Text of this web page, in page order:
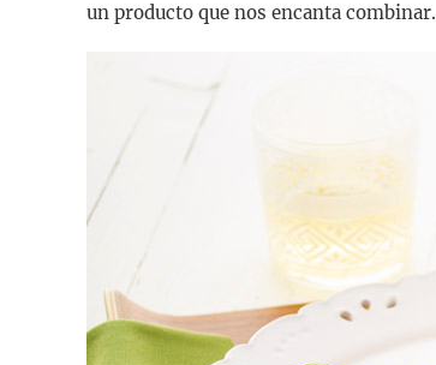
un producto que nos encanta combinar.